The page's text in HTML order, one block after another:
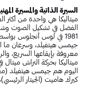
السيرة الذاتية والمسيرة
ميتاليكا هي واحدة من أكثر
الفضل في تشكيل الصوت
1981 في لوس أنجلوس
جيمس هيتفيلد، وسرعان ما
معروفة بإيقاعها السريع،
ميتاليكا بحركة التراش ميتال
اليوم هم جيمس هيتفيلد
كيرك هاميت (الجيتار